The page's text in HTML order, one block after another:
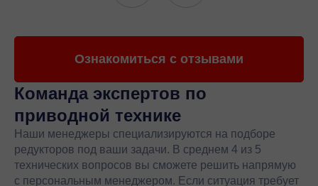
Ознакомиться с отзывами
Команда экспертов по
приводной технике
Наши менеджеры специализируются на подборе
редукторов под ваши задачи. В среднем 4 из 5
технических вопросов вы сможете решить напрямую
с персональным менеджером. Если ситуация требует